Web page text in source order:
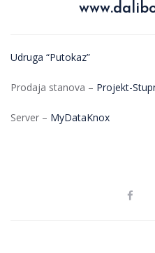
Udruga “Putokaz”
Prodaja stanova – Projekt-
Server – MyDataKnox